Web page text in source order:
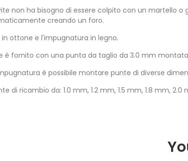
non ha bisogno di essere colpito con un martello
creando un foro.
ottone e l'impugnatura in legno.
è fornito con una punta da taglio da 3.0 mm montata
è possibile montare punte di diverse
di ricambio da: 1.0 mm, 1.2 mm, 1.5 mm, 1.8 mm,